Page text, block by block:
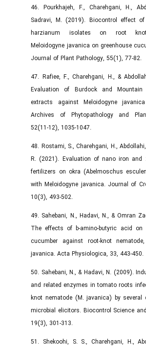
46. Pourkhajeh, F., Charehgani, H.,
Sadravi, M. (2019). Biocontrol effect
harzianum isolates on root
Meloidogyne javanica on greenhouse
Journal of Plant Pathology, 55(1), 77-82.
47. Rafiee, F., Charehgani, H., &
Evaluation of Burdock and
extracts against Meloidogyne
Archives of Phytopathology and
52(11-12), 1035-1047.
48. Rostami, S., Charehgani, H.,
R. (2021). Evaluation of nano iron
fertilizers on okra (Abelmoschus
with Meloidogyne javanica. Journal of
10(3), 493-502.
49. Sahebani, N., Hadavi, N., & Omran
The effects of b-amino-butyric acid
cucumber against root-knot
javanica. Acta Physiologica, 33, 443-450.
50. Sahebani, N., & Hadavi, N. (2009).
and related enzymes in tomato roots
knot nematode (M. javanica) by
microbial elicitors. Biocontrol Science
19(3), 301-313.
51. Shekoohi, S. S., Charehgani, H.,